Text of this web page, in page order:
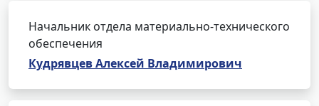
Начальник отдела материально-технического
обеспечения
Кудрявцев Алексей Владимирович